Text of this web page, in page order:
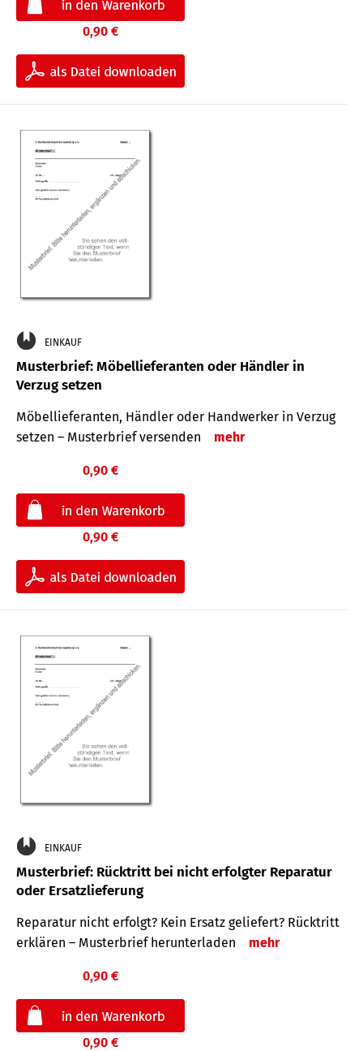
0,90 €
EINKAUF
Musterbrief: Möbellieferanten oder Händler in
Verzug setzen
Möbellieferanten, Händler oder Handwerker in Verzug
setzen – Musterbrief versenden
mehr
0,90 €
0,90 €
EINKAUF
Musterbrief: Rücktritt bei nicht erfolgter Reparatur
oder Ersatzlieferung
Reparatur nicht erfolgt? Kein Ersatz geliefert? Rücktritt
erklären – Musterbrief herunterladen
mehr
0,90 €
0,90 €